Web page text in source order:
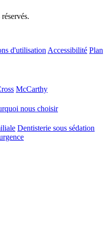
d'utilisation Accessibilité Plan
McCarthy
nous choisir
Dentisterie sous sédation